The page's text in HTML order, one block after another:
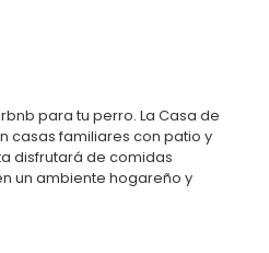
para tu perro. La Casa de
casas familiares con patio y
disfrutará de comidas
un ambiente hogareño y